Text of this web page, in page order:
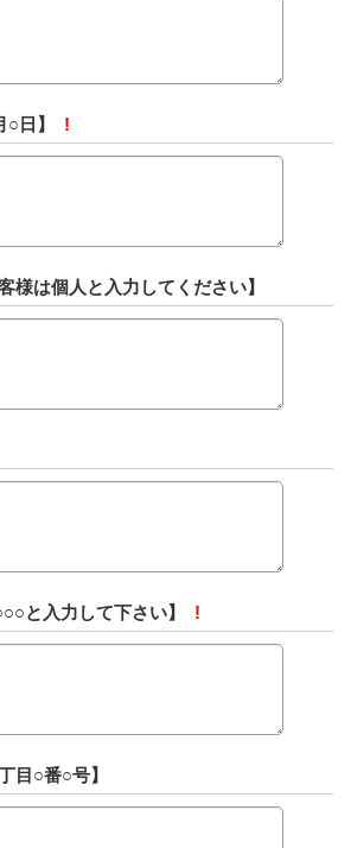
日】 !
は個人と入力してください】
と入力して下さい】 !
目○番○号】